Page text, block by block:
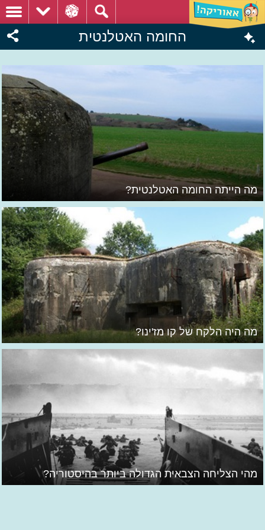
החומה האטלנטית
מה הייתה החומה האטלנטית?
מה היה הלקח של קו מז'ינו?
מהי הצליחה הצבאית הגדולה ביותר בהיסטוריה?